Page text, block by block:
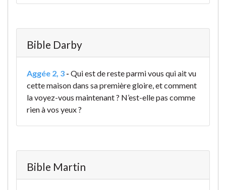
Bible Darby
Aggée 2, 3 - Qui est de reste parmi vous qui ait vu
cette maison dans sa première gloire, et comment
la voyez-vous maintenant ? N’est-elle pas comme
rien à vos yeux ?
Bible Martin